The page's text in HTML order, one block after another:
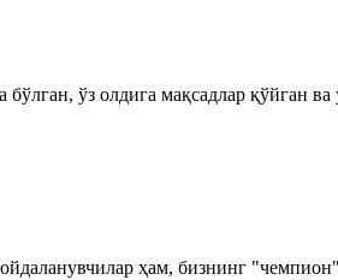
ўз олдига мақсадлар қўйган
ҳам, бизнинг